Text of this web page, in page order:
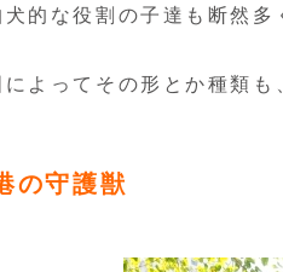
的な役割の子達も断然多
よってその形とか種類も
の守護獣